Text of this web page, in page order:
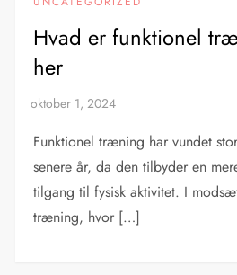
Hvad er funktionel
her
Funktionel træning har vundet
senere år, da den tilbyder en
tilgang til fysisk aktivitet. I
træning, hvor […]